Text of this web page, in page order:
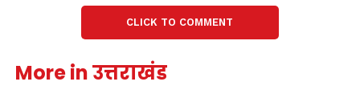
CLICK TO COMMENT
More in उत्तराखंड